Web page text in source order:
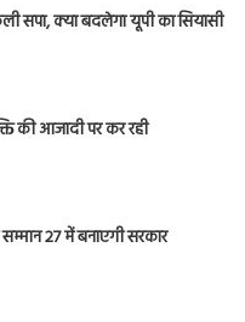
सपा, क्या बदलेगा यूपी का सियासी
की आजादी पर कर रही
सम्मान 27 में बनाएगी सरकार